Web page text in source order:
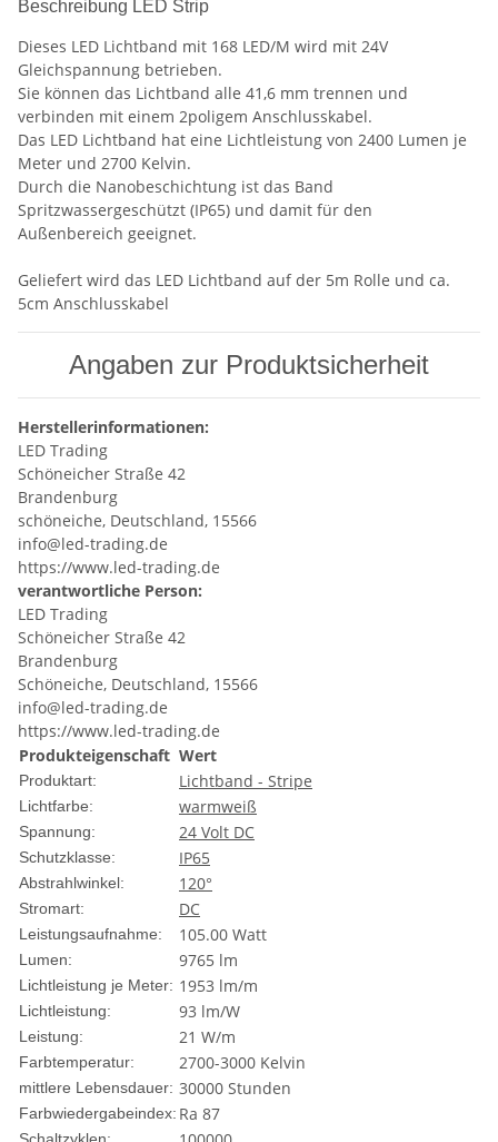
Beschreibung LED Strip
Dieses LED Lichtband mit 168 LED/M wird mit 24V
Gleichspannung betrieben.
Sie können das Lichtband alle 41,6 mm trennen und
verbinden mit einem 2poligem Anschlusskabel.
Das LED Lichtband hat eine Lichtleistung von 2400 Lumen je
Meter und 2700 Kelvin.
Durch die Nanobeschichtung ist das Band
Spritzwassergeschützt (IP65) und damit für den
Außenbereich geeignet.
Geliefert wird das LED Lichtband auf der 5m Rolle und ca.
5cm Anschlusskabel
Angaben zur Produktsicherheit
Herstellerinformationen:
LED Trading
Schöneicher Straße 42
Brandenburg
schöneiche, Deutschland, 15566
info@led-trading.de
https://www.led-trading.de
verantwortliche Person:
LED Trading
Schöneicher Straße 42
Brandenburg
Schöneiche, Deutschland, 15566
info@led-trading.de
https://www.led-trading.de
Produkteigenschaft Wert
Produktart: Lichtband - Stripe
Lichtfarbe: warmweiß
Spannung: 24 Volt DC
Schutzklasse: IP65
Abstrahlwinkel: 120°
Stromart: DC
Leistungsaufnahme: 105.00 Watt
Lumen: 9765 lm
Lichtleistung je Meter: 1953 lm/m
Lichtleistung: 93 lm/W
Leistung: 21 W/m
Farbtemperatur: 2700-3000 Kelvin
mittlere Lebensdauer: 30000 Stunden
Farbwiedergabeindex: Ra 87